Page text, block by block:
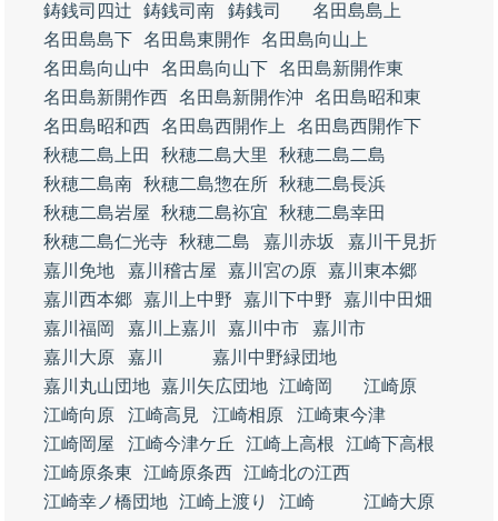
鋳銭司四辻
鋳銭司南 鋳銭司
名田島島上
名田島島下 名田島東開作 名田島向山上
名田島向山中
名田島向山下 名田島新開作東
名田島新開作西 名田島新開作沖
名田島昭和東
名田島昭和西 名田島西開作上
名田島西開作下
秋穂二島上田
秋穂二島大里
秋穂二島二島
秋穂二島南 秋穂二島惣在所 秋穂二島長浜
秋穂二島岩屋
秋穂二島袮宜
秋穂二島幸田
秋穂二島仁光寺 秋穂二島 嘉川赤坂
嘉川干見折
嘉川免地
嘉川稽古屋 嘉川宮の原 嘉川東本郷
嘉川西本郷 嘉川上中野 嘉川下中野
嘉川中田畑
嘉川福岡
嘉川上嘉川 嘉川中市
嘉川市
嘉川大原
嘉川
嘉川中野緑団地
嘉川丸山団地 嘉川矢広団地 江崎岡
江崎原
江崎向原
江崎高見 江崎相原
江崎東今津
江崎岡屋
江崎今津ケ丘 江崎上高根
江崎下高根
江崎原条東
江崎原条西 江崎北の江西
江崎幸ノ橋団地 江崎上渡り 江崎
江崎大原